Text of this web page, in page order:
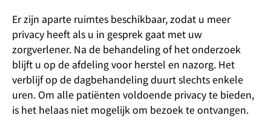
Er zijn aparte ruimtes beschikbaar, zodat u meer
privacy heeft als u in gesprek gaat met uw
zorgverlener. Na de behandeling of het onderzoek
blijft u op de afdeling voor herstel en nazorg. Het
verblijf op de dagbehandeling duurt slechts enkele
uren. Om alle patiënten voldoende privacy te bieden,
is het helaas niet mogelijk om bezoek te ontvangen.